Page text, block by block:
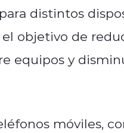
distintos
objetivo de
equipos y
móviles,